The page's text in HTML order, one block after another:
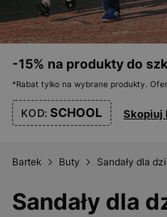
-15% na produkty do
*Rabat tylko na wybrane produkty.
KOD: SCHOOL Skopiuj
Bartek Buty Sandały dla